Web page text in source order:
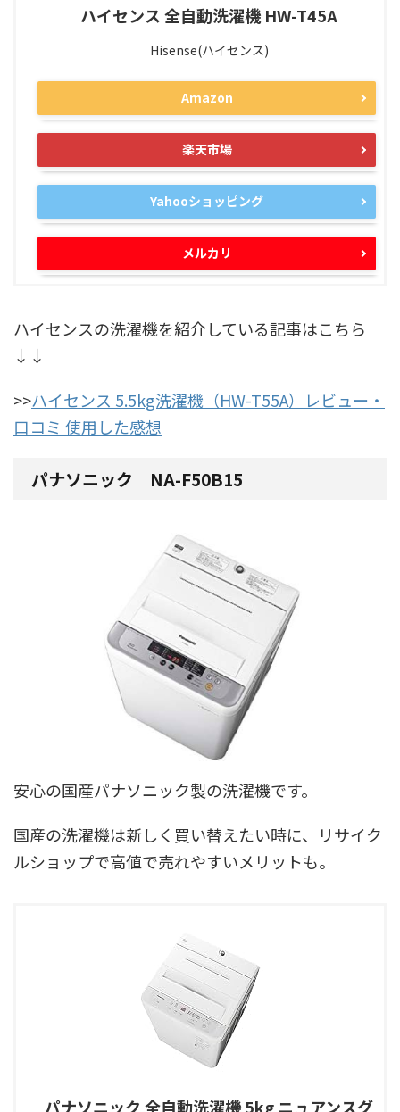
ハイセンス 全自動洗濯機 HW-T45A
Hisense(ハイセンス)
Amazon
楽天市場
Yahooショッピング
メルカリ
ハイセンスの洗濯機を紹介している記事はこちら
↓↓
>>ハイセンス 5.5kg洗濯機（HW-T55A）レビュー・
口コミ 使用した感想
パナソニック NA-F50B15
安心の国産パナソニック製の洗濯機です。
国産の洗濯機は新しく買い替えたい時に、リサイク
ルショップで高値で売れやすいメリットも。
パナソニック 全自動洗濯機 5kg ニュアンスグ